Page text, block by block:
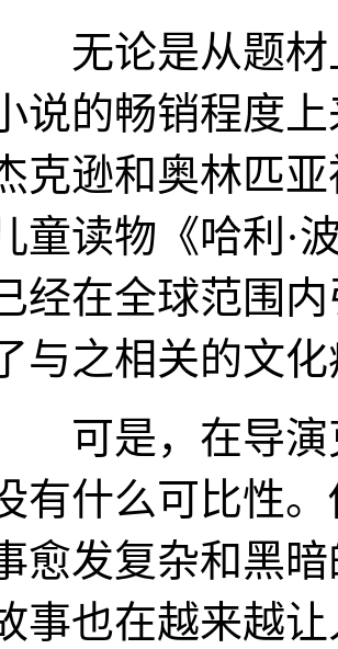
无论是从题材
说的畅销程度
克逊和奥林匹
童读物《哈利·
经在全球范围
与之相关的文
可是，在导演
有什么可比性
愈发复杂和黑
事也在越来越